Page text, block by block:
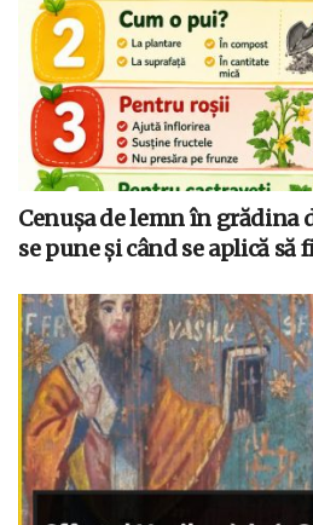
Cenușa de lemn în grădina
se pune și când se aplică să